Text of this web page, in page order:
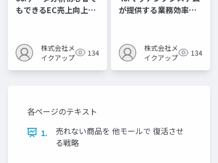
もできるEC売上向上の
株式会社メ
イクアップ
134
が提供する業務効率化
株式会社メ
イクアップ
134
各ページのテキスト
1.
売れない商品を 他モールで 復活させ
る戦略